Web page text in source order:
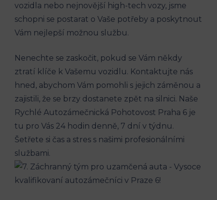
vozidla nebo ‌nejnovější⁤ high-tech ‌vozy, jsme
schopni ‍se postarat ‌o Vaše potřeby a poskytnout
Vám nejlepší možnou službu.
Nenechte se zaskočit, pokud se‍ Vám někdy​
ztratí ⁣klíče k Vašemu ⁤vozidlu. Kontaktujte nás ​
hned, ​abychom Vám pomohli s jejich záměnou a
zajistili,⁢ že se ‌brzy dostanete ‍zpět na silnici. Naše
Rychlé ⁢Autozámečnická Pohotovost Praha ‍6 ‍je
tu⁣ pro⁤ Vás​ 24 hodin⁣ denně, 7⁢ dní ⁣v týdnu.
Šetřete⁣ si​ čas a ⁤stres‍ s našimi profesionálními
službami.